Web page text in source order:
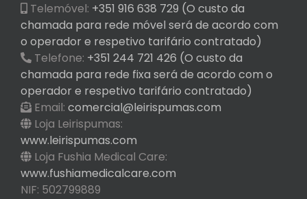
Telemóvel: +351 916 638 729 (O custo da
chamada para rede móvel será de acordo com
o operador e respetivo tarifário contratado)
Telefone: +351 244 721 426 (O custo da
chamada para rede fixa será de acordo com o
operador e respetivo tarifário contratado)
Email: comercial@leirispumas.com
Loja Leirispumas:
www.leirispumas.com
Loja Fushia Medical Care:
www.fushiamedicalcare.com
NIF: 502799889